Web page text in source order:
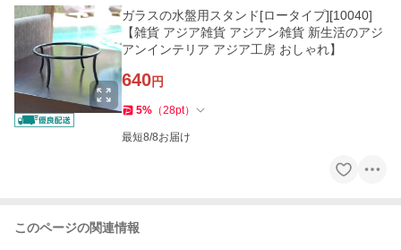
ガラスの水盤用スタンド[ロータイプ][10040]
【雑貨 アジア雑貨 アジアン雑貨 新生活のアジ
アンインテリア アジア工房 おしゃれ】
640円
5% （28pt）
最短8/8お届け
このページの関連情報